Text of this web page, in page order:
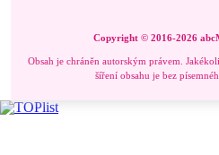
Copyright © 2016-2026
Obsah je chráněn autorským právem.
šíření obsahu je bez